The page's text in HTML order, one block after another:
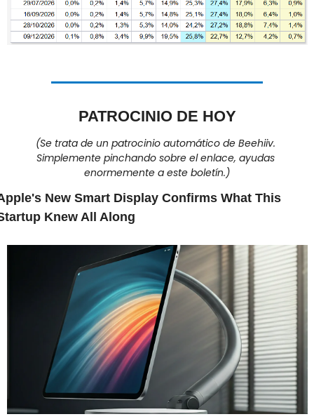
PATROCINIO DE HOY
(Se trata de un patrocinio automático de Beehiiv.
Simplemente pinchando sobre el enlace, ayudas
enormemente a este boletín.)
New Smart Display Confirms What This
Knew All Along